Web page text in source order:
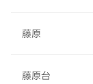
藤原
藤原台